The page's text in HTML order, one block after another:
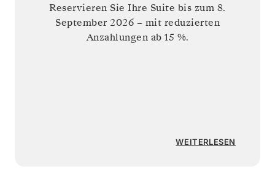
Reservieren Sie Ihre Suite bis zum 8.
September 2026 – mit reduzierten
Anzahlungen ab 15 %.
WEITERLESEN